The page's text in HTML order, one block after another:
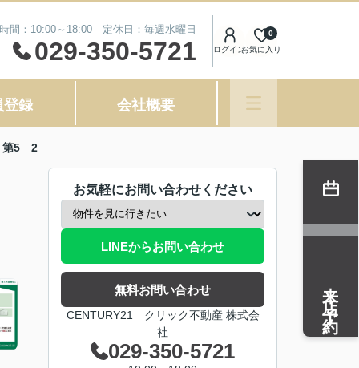
間：10:00～18:00 定休日：毎週水曜日
029-350-5721 ログインお気に入り
0
登録 会社概要
第5 2
お気軽にお問い合わせください
LINEからお問い合わせ
無料お問い合わせ
CENTURY21 クリック不動産 株式会
社
029-350-5721
来店予約